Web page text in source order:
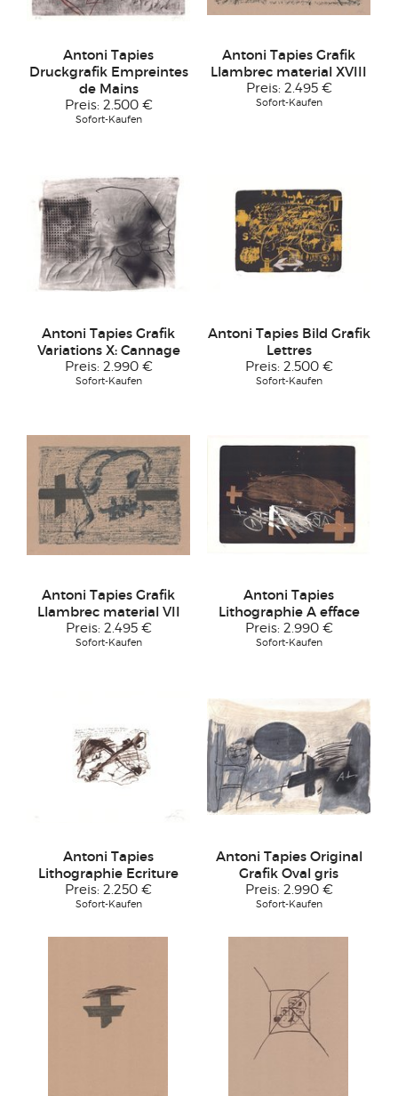
Antoni Tapies
Druckgrafik Empreintes
de Mains
Preis: 2.500 €
Sofort-Kaufen
Antoni Tapies Grafik
Llambrec material XVIII
Preis: 2.495 €
Sofort-Kaufen
Antoni Tapies Grafik
Variations X: Cannage
Preis: 2.990 €
Sofort-Kaufen
Antoni Tapies Bild Grafik
Lettres
Preis: 2.500 €
Sofort-Kaufen
Antoni Tapies Grafik
Llambrec material VII
Preis: 2.495 €
Sofort-Kaufen
Antoni Tapies
Lithographie A efface
Preis: 2.990 €
Sofort-Kaufen
Antoni Tapies
Lithographie Ecriture
Preis: 2.250 €
Sofort-Kaufen
Antoni Tapies Original
Grafik Oval gris
Preis: 2.990 €
Sofort-Kaufen